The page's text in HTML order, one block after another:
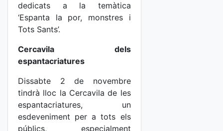
dedicats a la temàtica
‘Espanta la por, monstres i
Tots Sants’.
Cercavila dels
espantacriatures
Dissabte 2 de novembre
tindrà lloc la Cercavila de les
espantacriatures, un
esdeveniment per a tots els
públics, especialment